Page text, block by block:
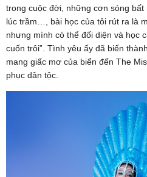
trong cuộc đời, những cơn sóng
lúc trầm…, bài học của tôi rút ra là
nhưng mình có thể đối diện và học
cuốn trôi”. Tình yêu ấy đã biến
mang giấc mơ của biển đến The
phục dân tộc.